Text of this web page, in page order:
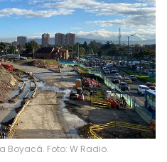
Boyacá. Foto: W Radio.